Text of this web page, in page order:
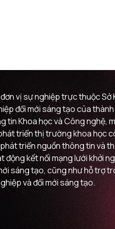
vị sự nghiệp trực thuộc
đổi mới sáng tạo của
Khoa học và Công nghệ,
triển thị trường khoa học
triển nguồn thông tin và
kết nối mạng lưới khởi
sáng tạo, cũng như hỗ trợ
và đổi mới sáng tạo.